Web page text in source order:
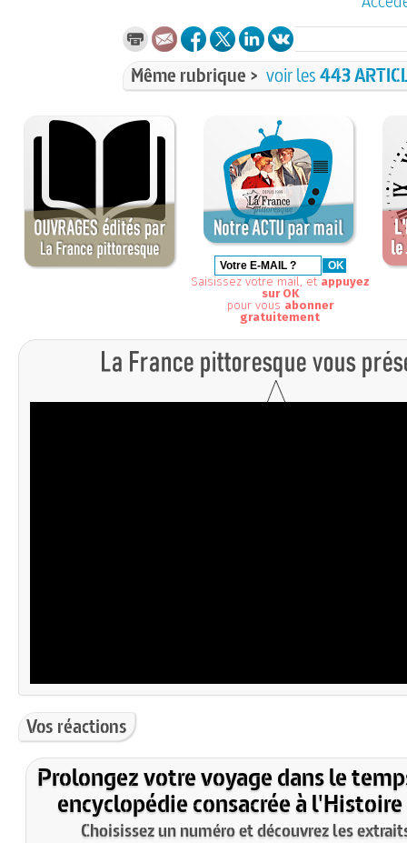
Même rubrique > voir les443
Saisissez votre mail, et appuyez
sur OK
pour vous abonner
gratuitement
Vos réactions
Prolongez votre voyage dans le
encyclopédie consacrée à l'Histoire
Choisissez un numéro et découvrez les